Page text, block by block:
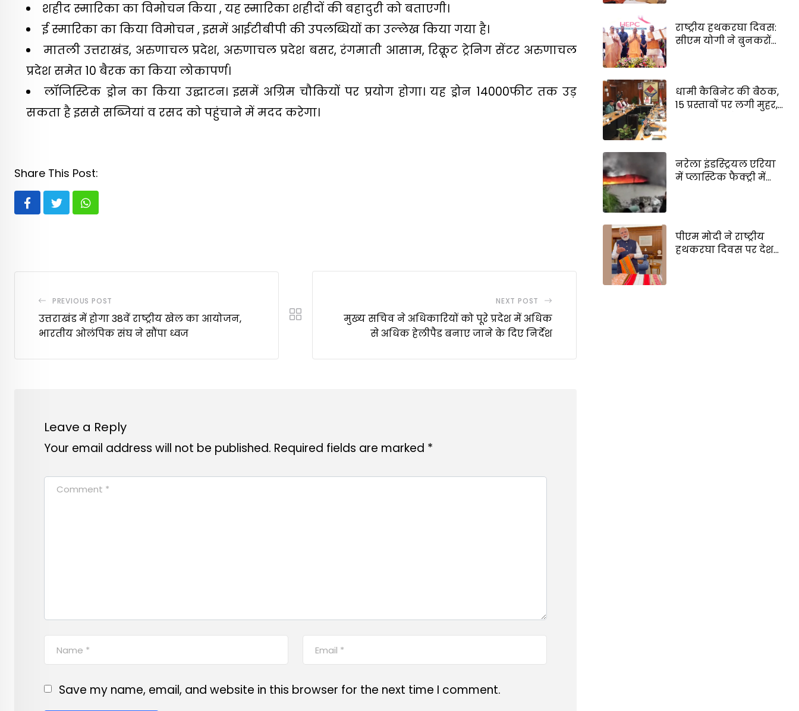
शहीद स्मारिका का विमोचन किया , यह स्मारिका शहीदों की बहादुरी को बताएगी।
ई स्मारिका का किया विमोचन , इसमें आईटीबीपी की उपलब्धियों का उल्लेख किया गया है।
मातली उत्तराखंड, अरुणाचल प्रदेश, अरुणाचल प्रदेश बसर, रंगमाती आसाम, रिक्रूट ट्रेनिग सेंटर अरुणाचल
प्रदेश समेत 10 बैरक का किया लोकापर्ण।
लॉजिस्टिक ड्रोन का किया उद्घाटन। इसमें अग्रिम चौकियों पर प्रयोग होगा। यह ड्रोन 14000फीट तक उड़
सकता है इससे सब्जियां व रसद को पहुंचाने में मदद करेगा।
Share This Post:
Whatsapp
PREVIOUS POST
उत्तराखंड में होगा 38वें राष्ट्रीय खेल का आयोजन,
भारतीय ओलंपिक संघ ने सौंपा ध्वज
NEXT POST
मुख्य सचिव ने अधिकारियों को पूरे प्रदेश में अधिक
से अधिक हेलीपैड बनाए जाने के दिए निर्देश
Leave a Reply
Your email address will not be published. Required fields are marked *
Save my name, email, and website in this browser for the next time I comment.
राष्ट्रीय हथकरघा दिवस:
सीएम योगी ने बुनकरों
सौगात
धामी कैबिनेट की बैठक,
15 प्रस्तावों पर लगी मुहर,
नरेला इंडस्ट्रियल एरिया
में प्लास्टिक फैक्ट्री में
पीएम मोदी ने राष्ट्रीय
हथकरघा दिवस पर देश